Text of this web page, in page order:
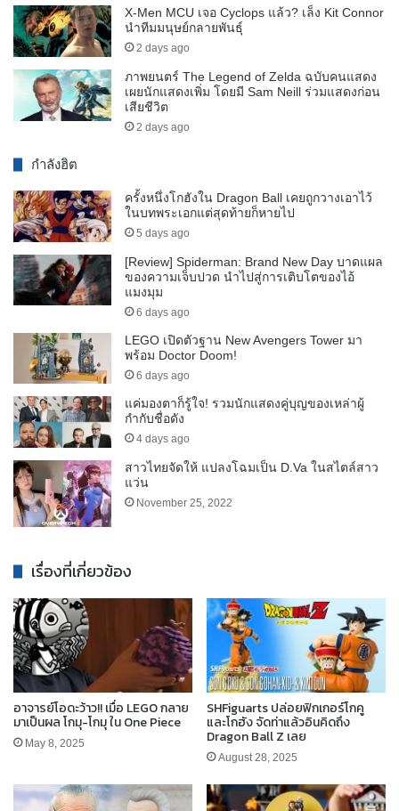
X-Men MCU เจอ Cyclops แล้ว? เล็ง Kit Connor
นำทีมมนุษย์กลายพันธุ์
2 days ago
ภาพยนตร์ The Legend of Zelda ฉบับคนแสดง
เผยนักแสดงเพิ่ม โดยมี Sam Neill ร่วมแสดงก่อน
เสียชีวิต
2 days ago
กำลังฮิต
ครั้งหนึ่งโกฮังใน Dragon Ball เคยถูกวางเอาไว้
ในบทพระเอกแต่สุดท้ายก็หายไป
5 days ago
[Review] Spiderman: Brand New Day บาดแผล
ของความเจ็บปวด นำไปสู่การเติบโตของไอ้
แมงมุม
6 days ago
LEGO เปิดตัวฐาน New Avengers Tower มา
พร้อม Doctor Doom!
6 days ago
แค่มองตาก็รู้ใจ! รวมนักแสดงคู่บุญของเหล่าผู้
กำกับชื่อดัง
4 days ago
สาวไทยจัดให้ แปลงโฉมเป็น D.Va ในสไตล์สาว
แว่น
November 25, 2022
เรื่องที่เกี่ยวข้อง
อาจารย์โอดะว้าว!! เมื่อ LEGO กลาย
มาเป็นผล โกมุ-โกมุ ใน One Piece
May 8, 2025
SHFiguarts ปล่อยฟิกเกอร์โกคู
และโกฮัง จัดท่าแล้วอินคิดถึง
Dragon Ball Z เลย
August 28, 2025